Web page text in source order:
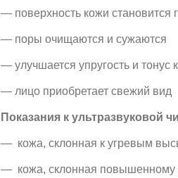
— поверхность кожи становится
— поры очищаются и сужаются
— улучшается упругость и тонус
— лицо приобретает свежий вид
Показания к ультразвуковой
— кожа, склонная к угревым
— кожа, склонная повышенному